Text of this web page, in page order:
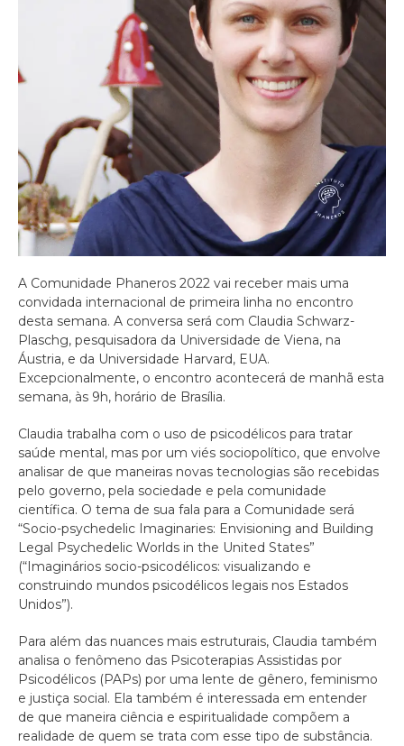
A Comunidade Phaneros 2022 vai receber mais uma
convidada internacional de primeira linha no encontro
desta semana. A conversa será com Claudia Schwarz-
Plaschg, pesquisadora da Universidade de Viena, na
Áustria, e da Universidade Harvard, EUA.
Excepcionalmente, o encontro acontecerá de manhã esta
semana, às 9h, horário de Brasília.
Claudia trabalha com o uso de psicodélicos para tratar
saúde mental, mas por um viés sociopolítico, que envolve
analisar de que maneiras novas tecnologias são recebidas
pelo governo, pela sociedade e pela comunidade
científica. O tema de sua fala para a Comunidade será
“Socio-psychedelic Imaginaries: Envisioning and Building
Legal Psychedelic Worlds in the United States”
(“Imaginários socio-psicodélicos: visualizando e
construindo mundos psicodélicos legais nos Estados
Unidos”).
Para além das nuances mais estruturais, Claudia também
analisa o fenômeno das Psicoterapias Assistidas por
Psicodélicos (PAPs) por uma lente de gênero, feminismo
e justiça social. Ela também é interessada em entender
de que maneira ciência e espiritualidade compõem a
realidade de quem se trata com esse tipo de substância.